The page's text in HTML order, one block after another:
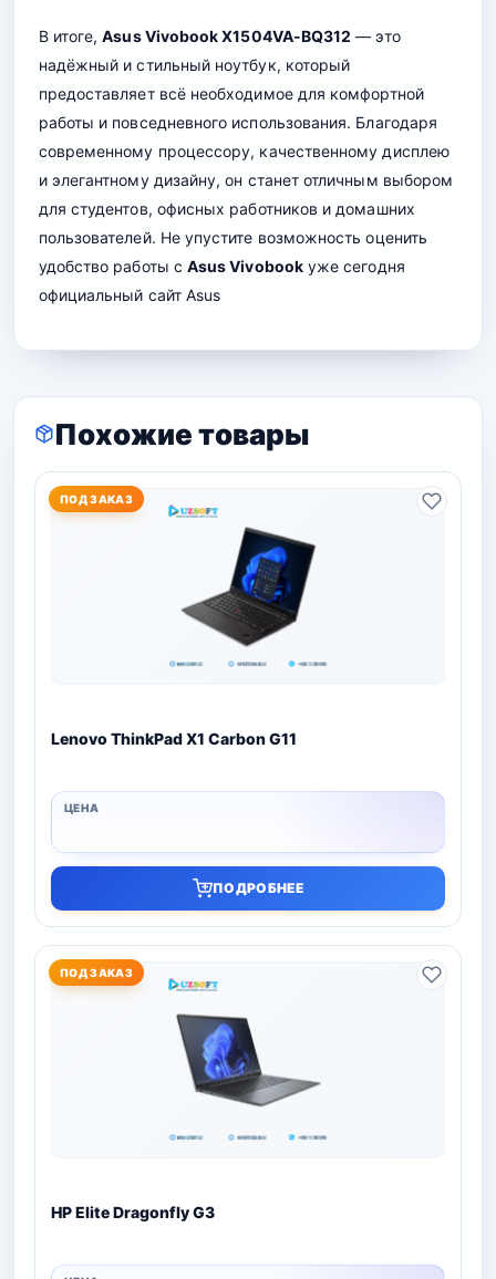
В итоге,Asus Vivobook X1504VA-BQ312 — это
надёжный и стильный ноутбук, который
предоставляет всё необходимое для комфортной
работы и повседневного использования. Благодаря
современному процессору, качественному дисплею
и элегантному дизайну, он станет отличным выбором
для студентов, офисных работников и домашних
пользователей. Не упустите возможность оценить
удобство работы с Asus Vivobookуже сегодня
официальный сайт Asus
Похожие товары
ПОД ЗАКАЗ
Lenovo ThinkPad X1 Carbon G11
ПОДРОБНЕЕ
ПОД ЗАКАЗ
HP Elite Dragonfly G3